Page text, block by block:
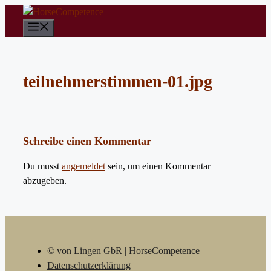
springen
teilnehmerstimmen-01.jpg
Schreibe einen Kommentar
Du musst angemeldet sein, um einen Kommentar
abzugeben.
© von Lingen GbR | HorseCompetence
Datenschutzerklärung